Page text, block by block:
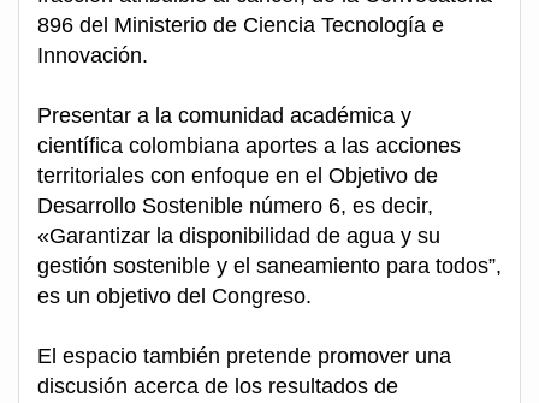
896 del Ministerio de Ciencia Tecnología e
Innovación.
Presentar a la comunidad académica y
científica colombiana aportes a las acciones
territoriales con enfoque en el Objetivo de
Desarrollo Sostenible número 6, es decir,
«Garantizar la disponibilidad de agua y su
gestión sostenible y el saneamiento para todos”,
es un objetivo del Congreso.
El espacio también pretende promover una
discusión acerca de los resultados de